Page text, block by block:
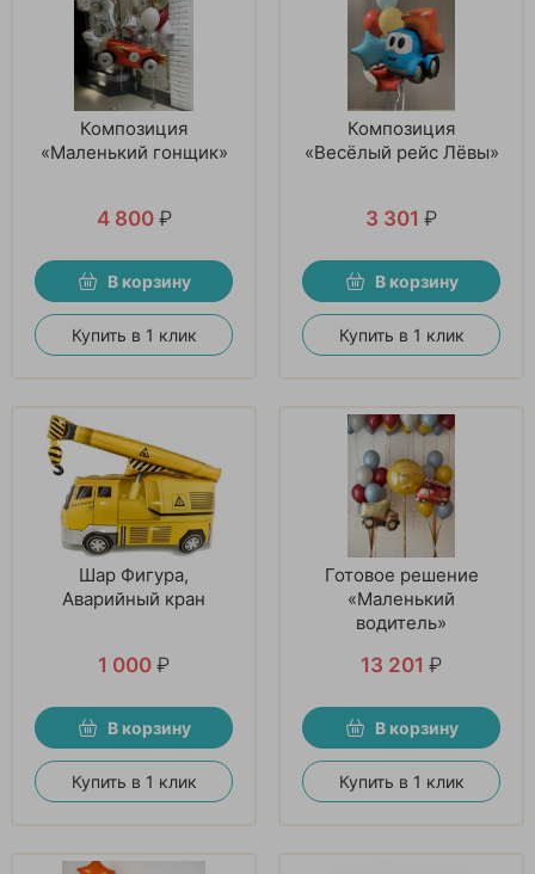
Композиция
«Маленький гонщик»
4 800 ₽
В корзину
Купить в 1 клик
Композиция
«Весёлый рейс Лёвы»
3 301 ₽
В корзину
Купить в 1 клик
Шар Фигура,
Аварийный кран
1 000 ₽
В корзину
Купить в 1 клик
Готовое решение
«Маленький
водитель»
13 201 ₽
В корзину
Купить в 1 клик